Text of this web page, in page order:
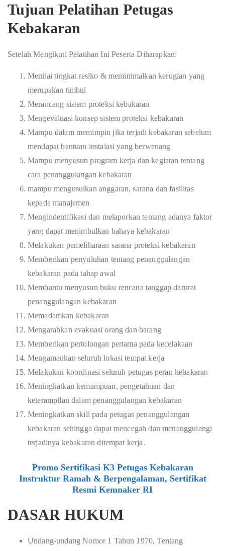
Tujuan Pelatihan Petugas
Kebakaran
Setelah Mengikuti Pelatihan Ini Peserta Diharapkan:
Menilai tingkat resiko & meminimalkan kerugian yang
merupakan timbul
Merancang sistem proteksi kebakaran
Mengevaluasi konsep sistem proteksi kebakaran
Mampu dalam memimpin jika terjadi kebakaran sebelum
mendapat bantuan instalasi yang berwenang
Mampu menyusun program kerja dan kegiatan tentang
cara penanggulangan kebakaran
mampu mengusulkan anggaran, sarana dan fasilitas
kepada manajemen
Mengindentifikasi dan melaporkan tentang adanya faktor
yang dapat menimbulkan bahaya kebakaran
Melakukan pemeliharaan sarana proteksi kebakaran
Memberikan penyuluhan tentang penanggulangan
kebakaran pada tahap awal
Membantu menyusun buku rencana tanggap darurat
penanggulangan kebakaran
Memadamkan kebakaran
Mengarahkan evakuasi orang dan barang
Memberikan pertolongan pertama pada kecelakaan
Mengamankan seluruh lokasi tempat kerja
Melakukan koordinasi seluruh petugas peran kebakaran
Meningkatkan kemampuan, pengetahuan dan
keterampilan dalam penanggulangan kebakaran
Meningkatkan skill pada petugas penanggulangan
kebakaran sehingga dapat mencegah dan menanggulangi
terjadinya kebakaran ditempat kerja.
Promo Sertifikasi K3 Petugas Kebakaran
Instruktur Ramah & Berpengalaman, Sertifikat
Resmi Kemnaker RI
DASAR HUKUM
Undang-undang Nomor 1 Tahun 1970, Tentang